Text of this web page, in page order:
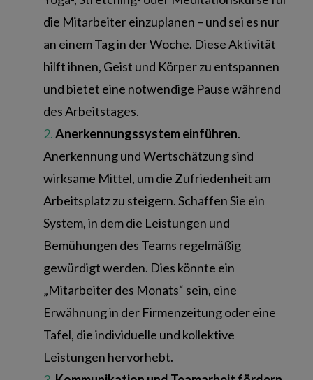
die Mitarbeiter einzuplanen – und sei es nur
an einem Tag in der Woche. Diese Aktivität
hilft ihnen, Geist und Körper zu entspannen
und bietet eine notwendige Pause während
des Arbeitstages.
Anerkennungssystem einführen.
Anerkennung und Wertschätzung sind
wirksame Mittel, um die Zufriedenheit am
Arbeitsplatz zu steigern. Schaffen Sie ein
System, in dem die Leistungen und
Bemühungen des Teams regelmäßig
gewürdigt werden. Dies könnte ein
„Mitarbeiter des Monats“ sein, eine
Erwähnung in der Firmenzeitung oder eine
Tafel, die individuelle und kollektive
Leistungen hervorhebt.